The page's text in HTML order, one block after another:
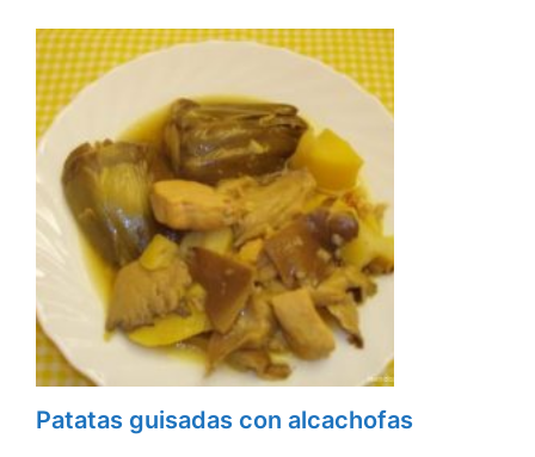
Patatas guisadas con alcachofas